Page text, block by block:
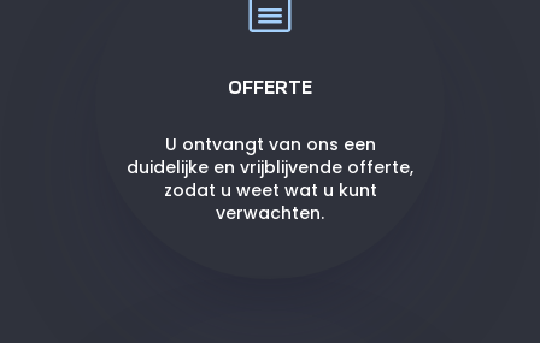
OFFERTE
U ontvangt van ons een
duidelijke en vrijblijvende offerte,
zodat u weet wat u kunt
verwachten.